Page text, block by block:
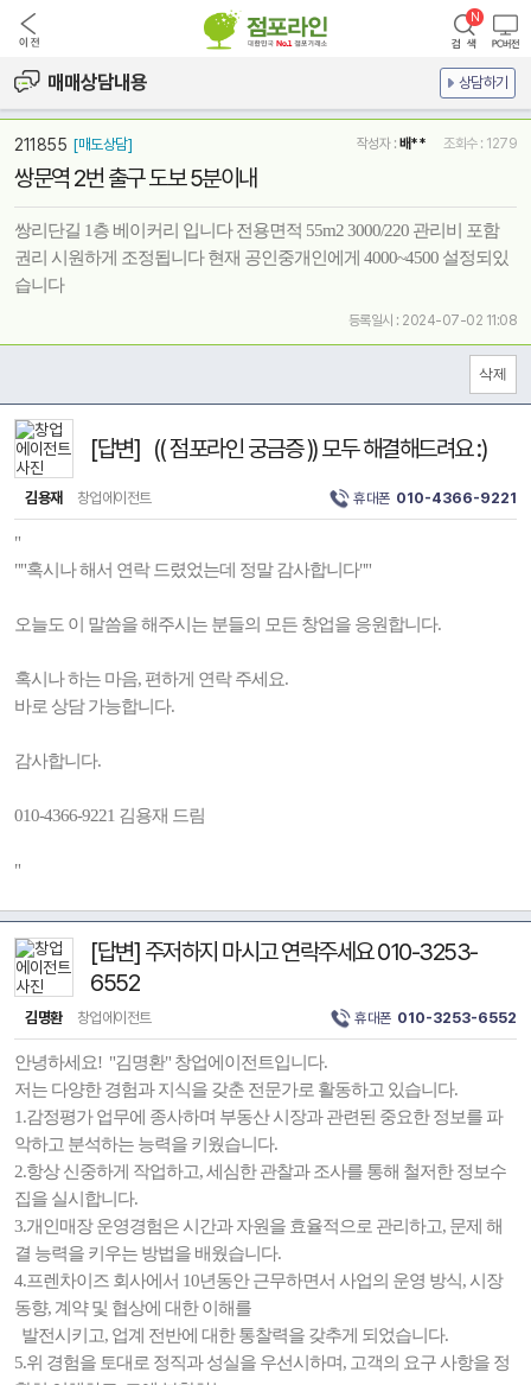
매매상담내용 상담하기
211855 [매도상담] 작성자 : 배** 조회수 : 1279
쌍문역 2번 출구 도보 5분이내
쌍리단길 1층 베이커리 입니다 전용면적 55m2 3000/220 관리비 포함
권리 시원하게 조정됩니다 현재 공인중개인에게 4000~4500 설정되있
습니다
등록일시 : 2024-07-02 11:08
[답변] (( 점포라인 궁금증 )) 모두 해결해드려요 :)
김용재 창업에이전트 휴대폰 010-4366-9221
"
""혹시나 해서 연락 드렸었는데 정말 감사합니다""
오늘도 이 말씀을 해주시는 분들의 모든 창업을 응원합니다.
혹시나 하는 마음, 편하게 연락 주세요.
바로 상담 가능합니다.
감사합니다.
010-4366-9221 김용재 드림
"
[답변] 주저하지 마시고 연락주세요 010-3253-
6552
김명환 창업에이전트 휴대폰 010-3253-6552
안녕하세요! "김명환" 창업에이전트입니다.
저는 다양한 경험과 지식을 갖춘 전문가로 활동하고 있습니다.
1.감정평가 업무에 종사하며 부동산 시장과 관련된 중요한 정보를 파
악하고 분석하는 능력을 키웠습니다.
2.항상 신중하게 작업하고, 세심한 관찰과 조사를 통해 철저한 정보수
집을 실시합니다.
3.개인매장 운영경험은 시간과 자원을 효율적으로 관리하고, 문제 해
결 능력을 키우는 방법을 배웠습니다.
4.프렌차이즈 회사에서 10년동안 근무하면서 사업의 운영 방식, 시장
동향, 계약 및 협상에 대한 이해를
발전시키고, 업계 전반에 대한 통찰력을 갖추게 되었습니다.
5.위 경험을 토대로 정직과 성실을 우선시하며, 고객의 요구 사항을 정